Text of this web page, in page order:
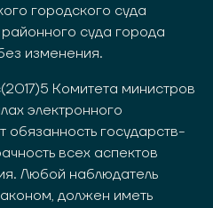
городского суда
суда города
изменения.
Комитета министров
электронного
обязанность государств-
всех аспектов
Любой наблюдатель
должен иметь